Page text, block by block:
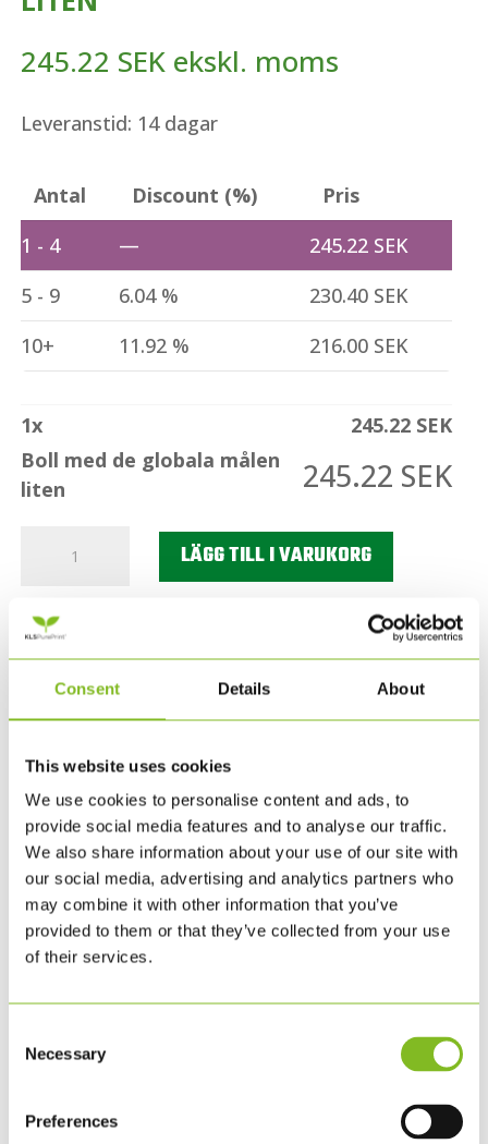
Consent Details About
This website uses cookies
We use cookies to personalise content and ads, to
provide social media features and to analyse our traffic.
We also share information about your use of our site with
our social media, advertising and analytics partners who
may combine it with other information that you’ve
provided to them or that they’ve collected from your use
of their services.
Selection
Necessary
Preferences
245.22 SEK ekskl. moms
Leveranstid: 14 dagar
Antal Discount (%)
Pris
1 - 4
— 245.22 SEK
5 - 9
6.04 % 230.40 SEK
10+
11.92 % 216.00 SEK
1x 245.22 SEK
Boll med de globala målen
liten
245.22 SEK
globala
målen
liten
mängd
LÄGG TILL I VARUKORG
Beskrivning
Bollarna är mycket populära vid
evenemang och konferenser. De tilltalar
folks intuition - det är nästan omöjligt
att inte plocka upp bollen och dribbla
lite med den till kollegor. Bollens
egenskaper:
Engelsk text
Bollen har designats av danska EIR och
Cup. Tillverkningen uppfyller FN:s